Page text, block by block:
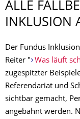
ALLE
INKLUSION
Der Fundus
Reiter " Was läuft
zugespitzter
Referendariat und
sichtbar gemacht,
angebahnt werden.